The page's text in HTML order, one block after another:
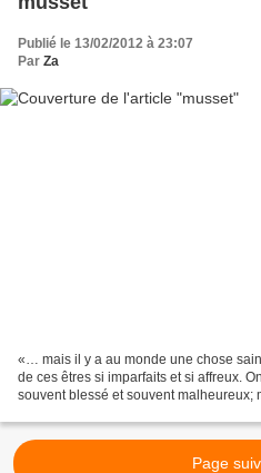
Publié le 13/02/2012 à 23:07
Par Za
«… mais il y a au monde une chose
de ces êtres si imparfaits et si affreux.
souvent blessé et souvent malheureux;
Page